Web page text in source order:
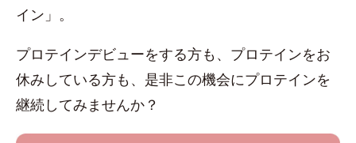
イン」。
プロテインデビューをする方も、プロテインをお
休みしている方も、是非この機会にプロテインを
継続してみませんか？